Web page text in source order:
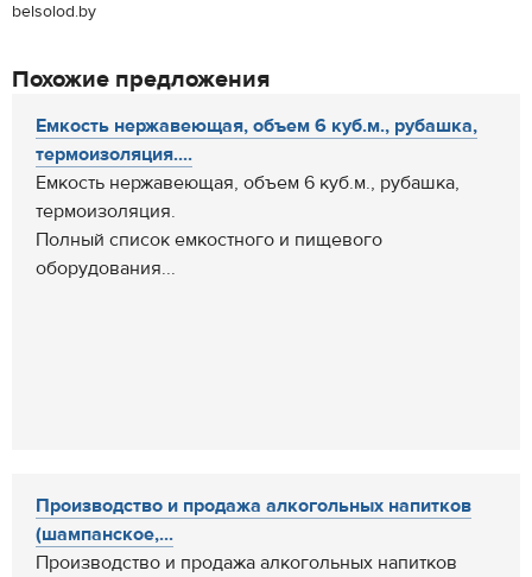
belsolod.by
Похожие предложения
Емкость нержавеющая, объем 6 куб.м., рубашка,
термоизоляция....
Емкость нержавеющая, объем 6 куб.м., рубашка,
термоизоляция.
Полный список емкостного и пищевого
оборудования...
Производство и продажа алкогольных напитков
(шампанское,...
Производство и продажа алкогольных напитков